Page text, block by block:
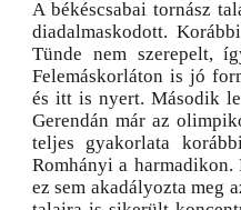
A békéscsabai tornász
diadalmaskodott.
Tünde nem szerepelt,
Felemáskorláton is jó
és itt is nyert. Második
Gerendán már az
teljes gyakorlata
Romhányi a harmadikon.
ez sem akadályozta meg